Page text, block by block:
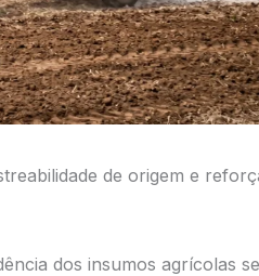
de origem e
dos insumos agrícolas se